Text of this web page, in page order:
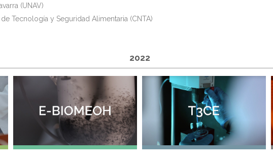
(UNAV)
Tecnología y Seguridad Alimentaria (CNTA)
2022